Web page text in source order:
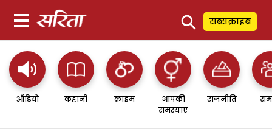
⚲ सब्सक्राइब
ऑडियो कहानी क्राइम
आपकी
समस्याएं
राजनीति